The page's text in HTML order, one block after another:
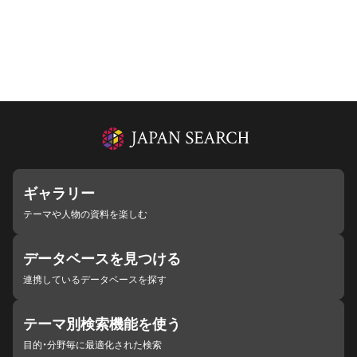
ギャラリー
テーマや人物の資料を楽しむ
データベースを見つける
連携しているデータベースを探す
テーマ別検索機能を使う
目的・分野毎に最適化された検索